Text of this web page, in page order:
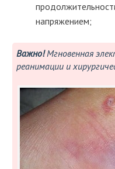
напряжением;
Важно!Мгновенная
реанимации и